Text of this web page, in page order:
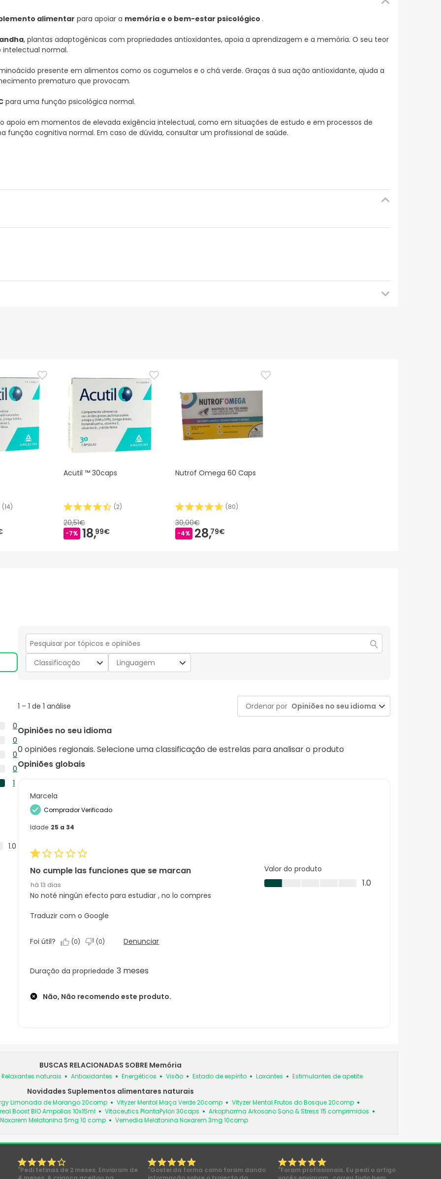
alimentar para apoiar a memória e o bem-estar psicológico .
, plantas adaptogénicas com propriedades antioxidantes, apoia a aprendizagem e a memória. O seu teor
normal.
presente em alimentos como os cogumelos e o chá verde. Graças à sua ação antioxidante, ajuda a
prematuro que provocam.
para uma função psicológica normal.
em momentos de elevada exigência intelectual, como em situações de estudo e em processos de
cognitiva normal. Em caso de dúvida, consultar um profissional de saúde.
para este produto, mas estamos a trabalhar nisso. Recomendamos que voltes mais tarde para veres as
disso, se desejares, também podes devolver o produto seguindo os
nossos termos e condições
(14)
Acutil ™ 30caps
(2)
20,51€
-7% 18,99€
Nutrof Omega 60 Caps
(80)
30,00€
-4% 28,79€
0
0
análise
com
5
estrelas.
0
0
análise
com
4
estrelas.
0
0
análise
com
estrelas.
0
0
análise
1
análise
1.0
Secção
para
pesquisar
Classificação Linguagem
1
to
de
análise
1 – 1 de 1 análise Ordenar por Opiniões no seu idioma
Opiniões no seu idioma
0 opiniões regionais. Selecione uma classificação de estrelas para analisar o produto
Opiniões globais
Marcela
Comprador Verificado
Idade 25 a 34
No cumple las funciones que se marcan
há 13 dias
No noté ningún efecto para estudiar , no lo compres
Traduzir com o Google
Duração da propriedade 3 meses
Não, Não recomendo este produto.
Foi útil? (0) (0) Denunciar
Valor do produto
Valor
do
1.0
BUSCAS RELACIONADAS SOBRE Memória
Relaxantes naturais Antioxidantes Energéticos Visão Estado de espírito Laxantes Estimulantes de apetite
Novidades Suplementos alimentares naturais
Limonada de Morango 20comp Vityzer Mental Maça Verde 20comp
Vityzer Mental Frutos do Bosque 20comp
Boost BIO Ampollas 10x15ml Vitaceutics PlantaPylori 30caps
Arkopharma Arkosono Sono & Stress 15 comprimidos
Melatonina 5mg 10 comp
Vemedia Melatonina Noxarem 3mg 10comp
"Pedi tetinas de 2 meses. Enviaram de
"Gostei da forma como foram dando
"Foram profissionais. Eu pedi o artigo